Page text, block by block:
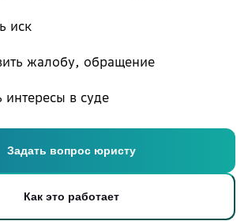
иск
жалобу, обращение
интересы в суде
Задать вопрос юристу
Как это работает